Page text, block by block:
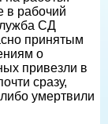
в рабочий
СД
принятым
о
привезли в
сразу,
умертвили